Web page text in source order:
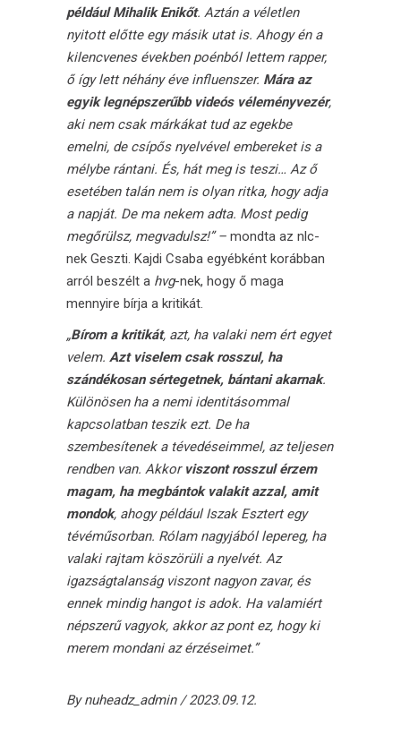
például Mihalik Enikőt. Aztán a véletlen
nyitott előtte egy másik utat is. Ahogy én a
kilencvenes években poénból lettem rapper,
ő így lett néhány éve influenszer. Mára az
egyik legnépszerűbb videós véleményvezér,
aki nem csak márkákat tud az egekbe
emelni, de csípős nyelvével embereket is a
mélybe rántani. És, hát meg is teszi… Az ő
esetében talán nem is olyan ritka, hogy adja
a napját. De ma nekem adta. Most pedig
megőrülsz, megvadulsz!” – mondta az nlc-
nek Geszti. Kajdi Csaba egyébként korábban
arról beszélt a hvg-nek, hogy ő maga
mennyire bírja a kritikát.
„Bírom a kritikát, azt, ha valaki nem ért egyet
velem. Azt viselem csak rosszul, ha
szándékosan sértegetnek, bántani akarnak.
Különösen ha a nemi identitásommal
kapcsolatban teszik ezt. De ha
szembesítenek a tévedéseimmel, az teljesen
rendben van. Akkor viszont rosszul érzem
magam, ha megbántok valakit azzal, amit
mondok, ahogy például Iszak Esztert egy
tévéműsorban. Rólam nagyjából lepereg, ha
valaki rajtam köszörüli a nyelvét. Az
igazságtalanság viszont nagyon zavar, és
ennek mindig hangot is adok. Ha valamiért
népszerű vagyok, akkor az pont ez, hogy ki
merem mondani az érzéseimet.”
Bynuheadz_admin 2023.09.12.